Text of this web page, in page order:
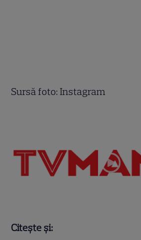
Sursă foto: Instagram
Citește și: